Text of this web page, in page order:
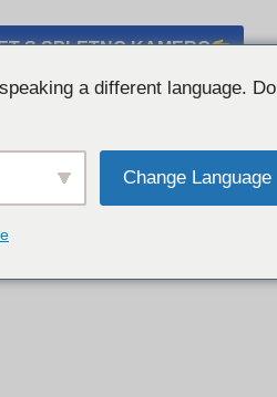
S SPLETNO KAMERO
a different language. Do
Change Language